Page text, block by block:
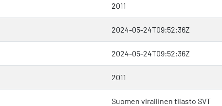
2011
2024-05-24T09:52:36Z
2024-05-24T09:52:36Z
2011
Suomen virallinen tilasto SVT